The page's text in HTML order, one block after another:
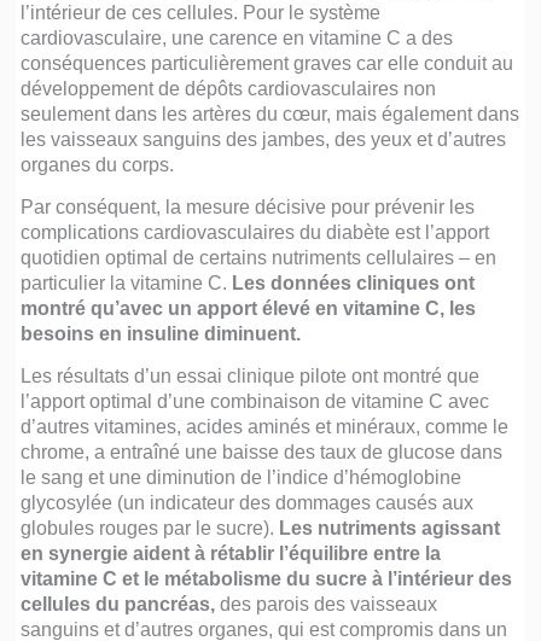
l’intérieur de ces cellules. Pour le système
cardiovasculaire, une carence en vitamine C a des
conséquences particulièrement graves car elle conduit au
développement de dépôts cardiovasculaires non
seulement dans les artères du cœur, mais également dans
les vaisseaux sanguins des jambes, des yeux et d’autres
organes du corps.
Par conséquent, la mesure décisive pour prévenir les
complications cardiovasculaires du diabète est l’apport
quotidien optimal de certains nutriments cellulaires – en
particulier la vitamine C. Les données cliniques ont
montré qu’avec un apport élevé en vitamine C, les
besoins en insuline diminuent.
Les résultats d’un essai clinique pilote ont montré que
l’apport optimal d’une combinaison de vitamine C avec
d’autres vitamines, acides aminés et minéraux, comme le
chrome, a entraîné une baisse des taux de glucose dans
le sang et une diminution de l’indice d’hémoglobine
glycosylée (un indicateur des dommages causés aux
globules rouges par le sucre). Les nutriments agissant
en synergie aident à rétablir l’équilibre entre la
vitamine C et le métabolisme du sucre à l’intérieur des
cellules du pancréas, des parois des vaisseaux
sanguins et d’autres organes, qui est compromis dans un